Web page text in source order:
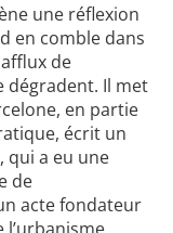
une réflexion
en comble dans
de
dégradent. Il met
en partie
écrit un
qui a eu une
de
acte fondateur